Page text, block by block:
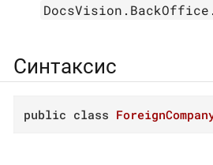
Синтаксис
public class